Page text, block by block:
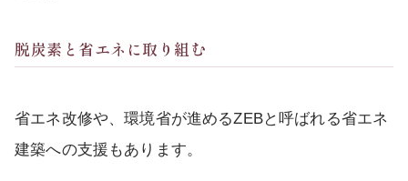
脱炭素と省エネに取り組む
省エネ改修や、環境省が進めるZEBと呼ばれる省エネ
建築への支援もあります。